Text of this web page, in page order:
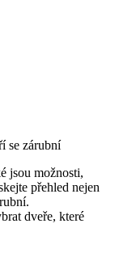
jsou možnosti,
přehled nejen